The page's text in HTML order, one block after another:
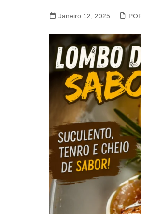
VACA, VITELA,
Janeiro 12, 2025